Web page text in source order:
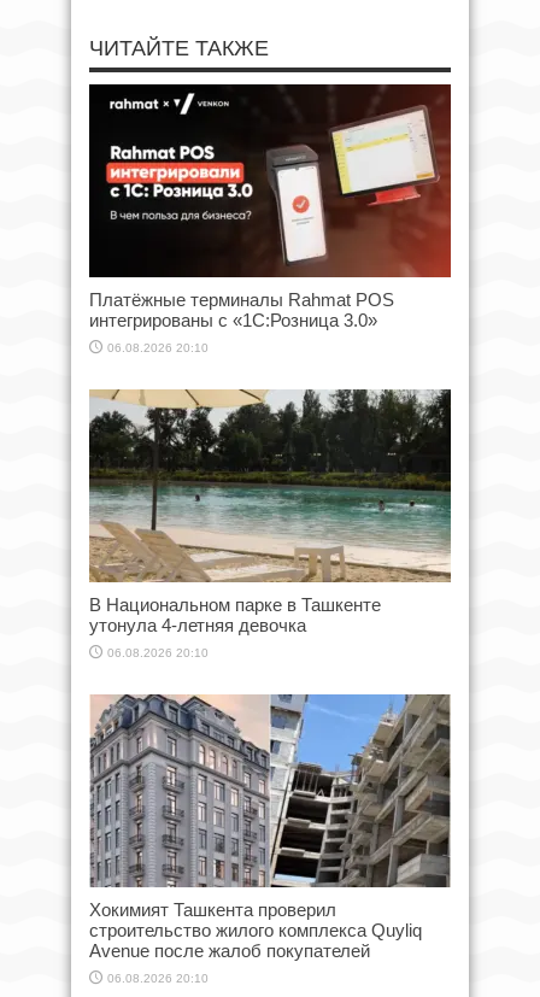
ЧИТАЙТЕ ТАКЖЕ
Платёжные терминалы Rahmat POS
интегрированы с «1С:Розница 3.0»
06.08.2026 20:10
В Национальном парке в Ташкенте
утонула 4-летняя девочка
06.08.2026 20:10
Хокимият Ташкента проверил
строительство жилого комплекса Quyliq
Avenue после жалоб покупателей
06.08.2026 20:10